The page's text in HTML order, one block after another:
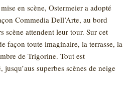
en scène, Ostermeier a adopté
Commedia Dell’Arte, au bord
scène attendent leur tour. Sur cet
façon toute imaginaire, la terrasse, la
de Trigorine. Tout est
superbes scènes de neige